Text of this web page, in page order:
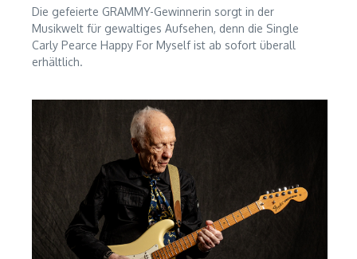
Die gefeierte GRAMMY-Gewinnerin sorgt in der
Musikwelt für gewaltiges Aufsehen, denn die Single
Carly Pearce Happy For Myself ist ab sofort überall
erhältlich.